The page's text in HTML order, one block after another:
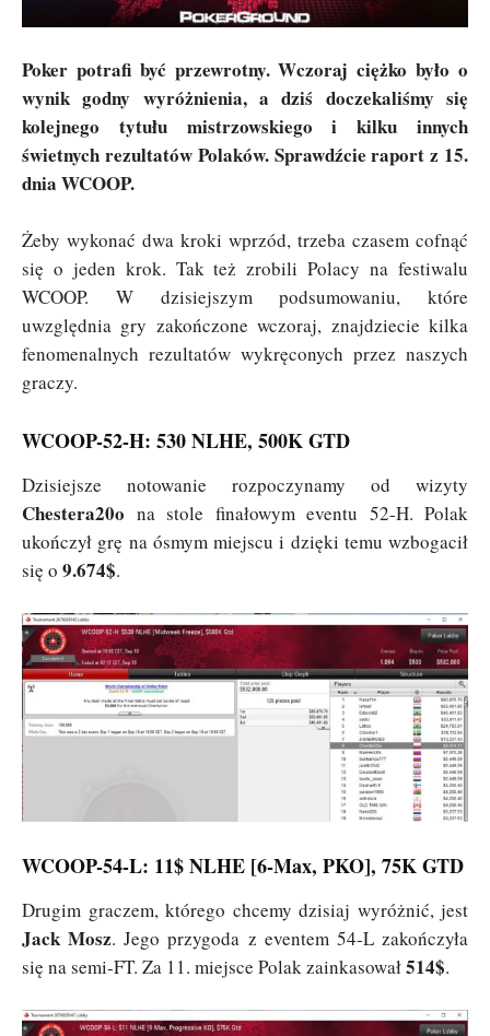
Poker potrafi być przewrotny. Wczoraj ciężko było o
wynik godny wyróżnienia, a dziś doczekaliśmy się
kolejnego tytułu mistrzowskiego i kilku innych
świetnych rezultatów Polaków. Sprawdźcie raport z 15.
dnia WCOOP.
Żeby wykonać dwa kroki wprzód, trzeba czasem cofnąć
się o jeden krok. Tak też zrobili Polacy na festiwalu
WCOOP. W dzisiejszym podsumowaniu, które
uwzględnia gry zakończone wczoraj, znajdziecie kilka
fenomenalnych rezultatów wykręconych przez naszych
graczy.
WCOOP-52-H: 530 NLHE, 500K GTD
Dzisiejsze notowanie rozpoczynamy od wizyty
Chestera20o na stole finałowym eventu 52-H. Polak
ukończył grę na ósmym miejscu i dzięki temu wzbogacił
się o 9.674$.
WCOOP-54-L: 11$ NLHE [6-Max, PKO], 75K GTD
Drugim graczem, którego chcemy dzisiaj wyróżnić, jest
Jack Mosz. Jego przygoda z eventem 54-L zakończyła
się na semi-FT. Za 11. miejsce Polak zainkasował514$.